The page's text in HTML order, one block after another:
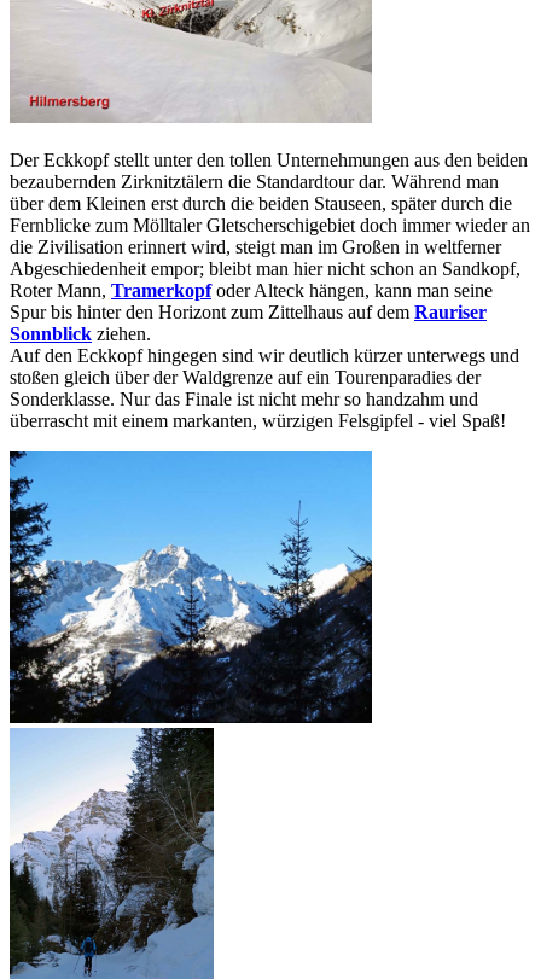
Der Eckkopf stellt unter den tollen Unternehmungen aus den beiden
bezaubernden Zirknitztälern die Standardtour dar. Während man
über dem Kleinen erst durch die beiden Stauseen, später durch die
Fernblicke zum Mölltaler Gletscherschigebiet doch immer wieder an
die Zivilisation erinnert wird, steigt man im Großen in weltferner
Abgeschiedenheit empor; bleibt man hier nicht schon an Sandkopf,
Roter Mann, Tramerkopfoder Alteck hängen, kann man seine
Spur bis hinter den Horizont zum Zittelhaus auf dem Rauriser
Sonnblick ziehen.
Auf den Eckkopf hingegen sind wir deutlich kürzer unterwegs und
stoßen gleich über der Waldgrenze auf ein Tourenparadies der
Sonderklasse. Nur das Finale ist nicht mehr so handzahm und
überrascht mit einem markanten, würzigen Felsgipfel - viel Spaß!